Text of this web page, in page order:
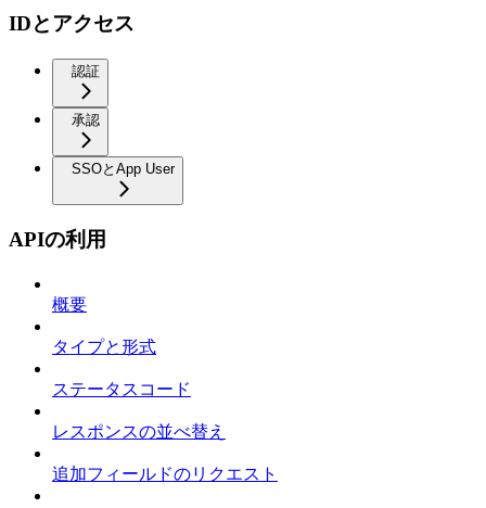
IDとアクセス
認証
承認
SSOとApp User
APIの利用
概要
タイプと形式
ステータスコード
レスポンスの並べ替え
追加フィールドのリクエスト